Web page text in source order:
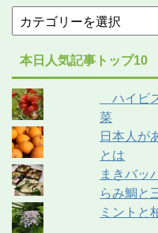
本日人気記事トップ10
ハイビ
菜
日本人が
とは
まきバッ
らみ鯛と
ミントと